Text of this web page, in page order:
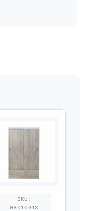
SKU:
06010043